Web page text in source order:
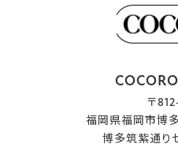
〒
福岡県福岡市博
博多筑紫通り